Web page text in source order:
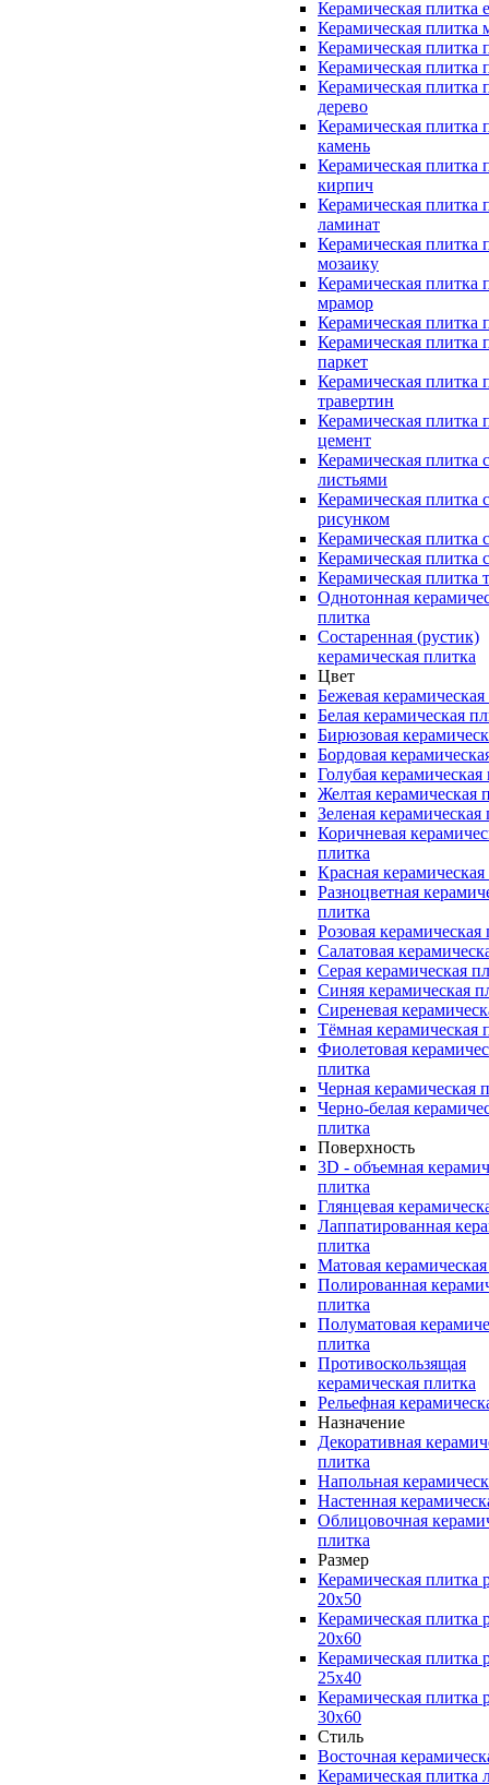
Керамическая плитка
Керамическая плитка
Керамическая плитка
Керамическая плитка
Керамическая плитка
дерево
Керамическая плитка
камень
Керамическая плитка
кирпич
Керамическая плитка
ламинат
Керамическая плитка
мозаику
Керамическая плитка
мрамор
Керамическая плитка
Керамическая плитка
паркет
Керамическая плитка
травертин
Керамическая плитка
цемент
Керамическая плитка с
листьями
Керамическая плитка с
рисунком
Керамическая плитка
Керамическая плитка
Керамическая плитка
Однотонная
плитка
Состаренная (рустик)
керамическая плитка
Цвет
Бежевая
Белая керамическая
Бирюзовая
Бордовая
Голубая керамическая
Желтая керамическая
Зеленая керамическая
Коричневая
плитка
Красная
Разноцветная
плитка
Розовая керамическая
Салатовая
Серая керамическая
Синяя керамическая
Сиреневая
Тёмная керамическая
Фиолетовая
плитка
Черная керамическая
Черно-белая
плитка
Поверхность
3D - объемная
плитка
Глянцевая
Лаппатированная
плитка
Матовая
Полированная
плитка
Полуматовая
плитка
Противоскользящая
керамическая плитка
Рельефная
Назначение
Декоративная
плитка
Напольная
Настенная
Облицовочная
плитка
Размер
Керамическая плитка
20x50
Керамическая плитка
20x60
Керамическая плитка
25x40
Керамическая плитка
30x60
Стиль
Восточная
Керамическая плитка